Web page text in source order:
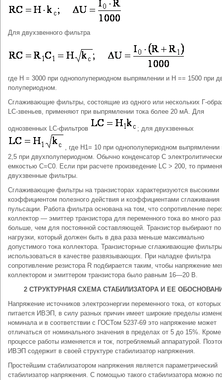
Для двухзвенного фильтра
где Н = 3000 при однополупериодном выпрямлении и Н == 1500 при
полупериодном.
Сглаживающие фильтры, состоящие из одного или нескольких Г-
LC-звеньев, применяют при выпрямлении тока более 20 мА. Для
однозвенных LС-фильтров ; для двухзвенных
, где Н1= 10 при однополупериодном
2,5 при двухполупериодном. Обычно конденсатор С
емкостью С=С0. Если при расчете произведение LC > 200, то
двухзвенные фильтры.
Сглаживающие фильтры на транзисторах характеризуются высокими
коэффициентом полезного действия и коэффициентами сглаживания
пульсации. Работа фильтра основана на том, что сопротивление
коллектор — эмиттер транзистора для переменного тока во много раз
больше, чем для постоянной составляющей. Транзистор выбирают по
нагрузки, который должен быть в два раза меньше максимально
допустимого тока коллектора. Транзисторные сглаживающие
использоваться в качестве развязывающих. При наладке фильтра
сопротивление резистора R подбирается таким, чтобы напряжение
коллектором и эмиттером транзистора было равным 16—20 В.
2 СТРУКТУРНАЯ СХЕМА СТАБИЛИЗАТОРА И ЕЕ
Напряжение источников электроэнергии переменного тока, от которых
питается ИВЭП, в силу разных причин имеет широкие пределы
номинала и в соответствии с ГОСТом 5237-69 это напряжение может
отличаться от номинального значения в пределах от 5 до 15%. Кроме
процессе работы изменяется и ток, потребляемый аппаратурой.
ИВЭП содержит в своей структуре стабилизатор напряжения.
Простейшим стабилизатором напряжения является параметрический
стабилизатор напряжения. С помощью такого стабилизатора можно